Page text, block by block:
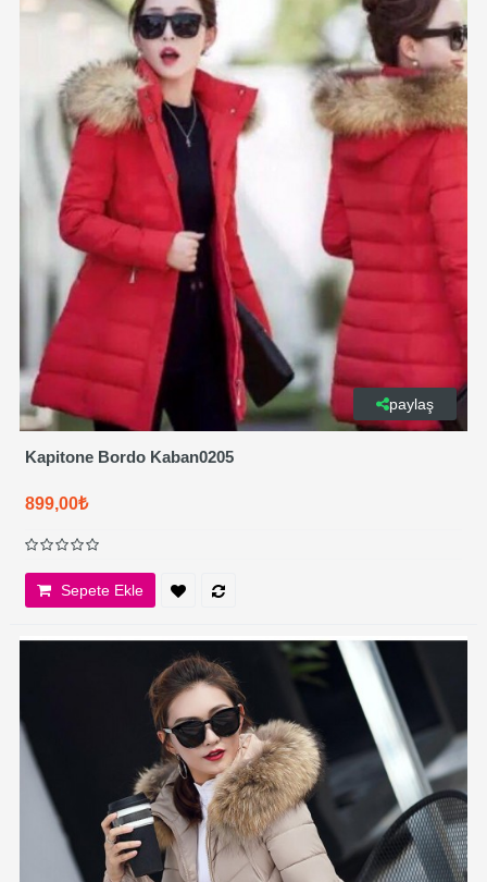
paylaş
Kapitone Bordo Kaban0205
899,00₺
Sepete Ekle